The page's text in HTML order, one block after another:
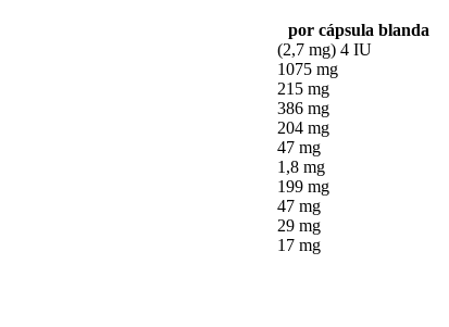
por cápsula blanda
(2,7 mg) 4 IU
1075 mg
215 mg
386 mg
204 mg
47 mg
1,8 mg
199 mg
47 mg
29 mg
17 mg